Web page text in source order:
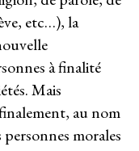
etc…), la
à finalité
Mais
au nom
morales